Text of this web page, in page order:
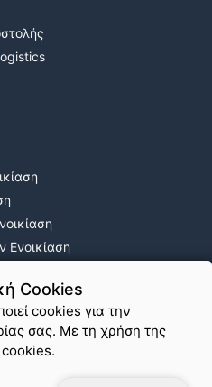
Cookies
cookies για την
σας. Με τη χρήση της
Ενοικίαση
Πολιτική Cookies